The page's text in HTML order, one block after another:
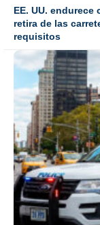
EE. UU.
retira de las
requisitos